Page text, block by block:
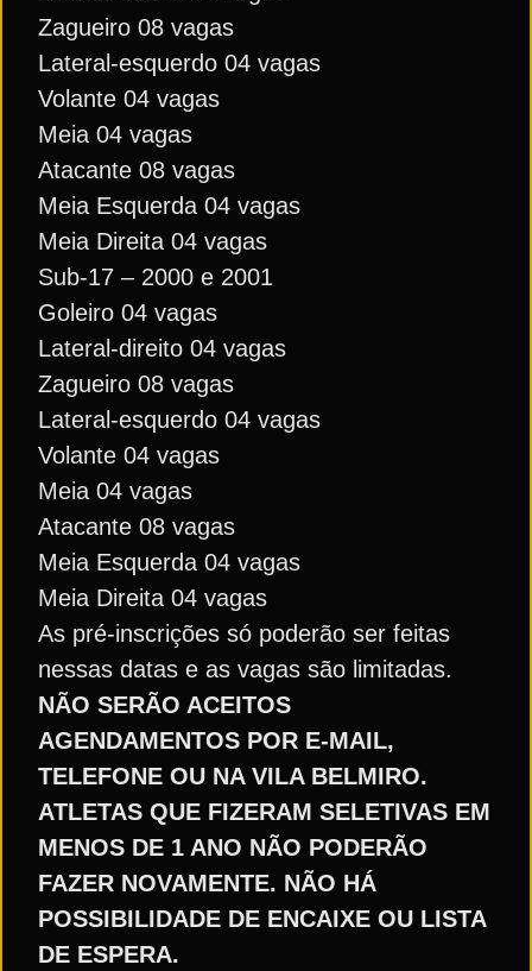
Zagueiro 08 vagas
Lateral-esquerdo 04 vagas
Volante 04 vagas
Meia 04 vagas
Atacante 08 vagas
Meia Esquerda 04 vagas
Meia Direita 04 vagas
Sub-17 – 2000 e 2001
Goleiro 04 vagas
Lateral-direito 04 vagas
Zagueiro 08 vagas
Lateral-esquerdo 04 vagas
Volante 04 vagas
Meia 04 vagas
Atacante 08 vagas
Meia Esquerda 04 vagas
Meia Direita 04 vagas
As pré-inscrições só poderão ser feitas
nessas datas e as vagas são limitadas.
NÃO SERÃO ACEITOS
AGENDAMENTOS POR E-MAIL,
TELEFONE OU NA VILA BELMIRO.
ATLETAS QUE FIZERAM SELETIVAS EM
MENOS DE 1 ANO NÃO PODERÃO
FAZER NOVAMENTE. NÃO HÁ
POSSIBILIDADE DE ENCAIXE OU LISTA
DE ESPERA.